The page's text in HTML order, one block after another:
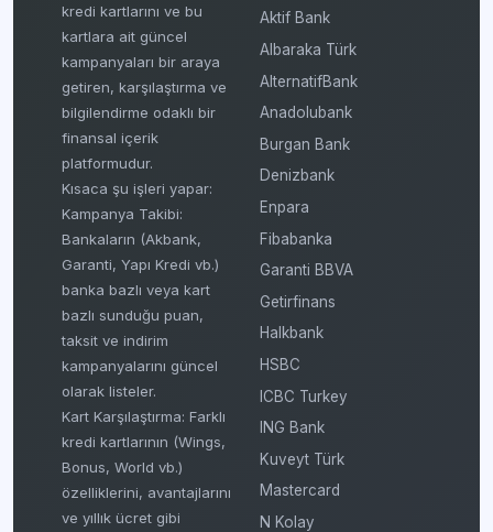
kredi kartlarını ve bu
kartlara ait güncel
kampanyaları bir araya
getiren, karşılaştırma ve
bilgilendirme odaklı bir
finansal içerik
platformudur.
Kısaca şu işleri yapar:
Kampanya Takibi:
Bankaların (Akbank,
Garanti, Yapı Kredi vb.)
banka bazlı veya kart
bazlı sunduğu puan,
taksit ve indirim
kampanyalarını güncel
olarak listeler.
Kart Karşılaştırma: Farklı
kredi kartlarının (Wings,
Bonus, World vb.)
özelliklerini, avantajlarını
ve yıllık ücret gibi
Aktif Bank
Albaraka Türk
AlternatifBank
Anadolubank
Burgan Bank
Denizbank
Enpara
Fibabanka
Garanti BBVA
Getirfinans
Halkbank
HSBC
ICBC Turkey
ING Bank
Kuveyt Türk
Mastercard
N Kolay